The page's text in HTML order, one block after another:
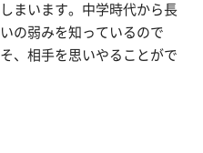
まいます。中学時代から長
の弱みを知っているので
、相手を思いやることがで